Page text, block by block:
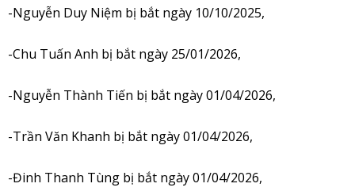
-Nguyễn Duy Niệm bị bắt ngày 10/10/2025,
-Chu Tuấn Anh bị bắt ngày 25/01/2026,
-Nguyễn Thành Tiến bị bắt ngày 01/04/2026,
-Trần Văn Khanh bị bắt ngày 01/04/2026,
-Đinh Thanh Tùng bị bắt ngày 01/04/2026,